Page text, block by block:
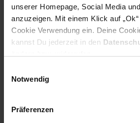
unserer Homepage, Social Media
anzuzeigen. Mit einem Klick auf
Cookie Verwendung ein. Deine
kannst Du jederzeit in den
Notwendig
Präferenzen
Verschluss-Schnallen, mit Kunstleder
Polyvinylchlorid). Stauraum ca. B. 52 x
EU Verantwortliche Person E-mail:
Hersteller: Nur für den
Kontaktadresse für
info@hhm24.de | +49 9571 97410
Heinz Hofmann GmbH |
Hofmann GmbH | Röthenstr. 3+5,
Deutschland | info@hhm24.de | +49